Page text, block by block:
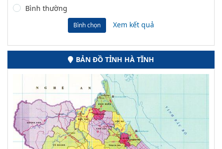
Bình thường
Bình chọn Xem kết quả
BẢN ĐỒ TỈNH HÀ TĨNH